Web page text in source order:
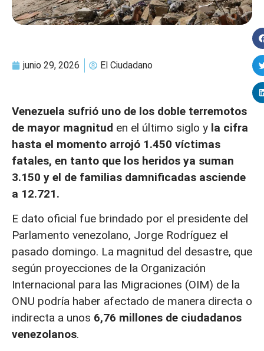
junio 29, 2026 El Ciudadano
Venezuela sufrió uno de los doble terremotos
de mayor magnitud en el último siglo y la cifra
hasta el momento arrojó 1.450 víctimas
fatales, en tanto que los heridos ya suman
3.150 y el de familias damnificadas asciende
a 12.721.
E dato oficial fue brindado por el presidente del
Parlamento venezolano, Jorge Rodríguez el
pasado domingo. La magnitud del desastre, que
según proyecciones de la Organización
Internacional para las Migraciones (OIM) de la
ONU podría haber afectado de manera directa o
indirecta a unos 6,76 millones de ciudadanos
venezolanos.